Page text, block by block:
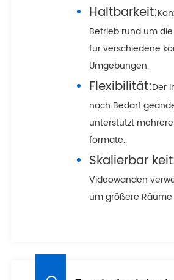
Haltbarkeit:
Betrieb rund um
für verschiedene
Umgebungen.
Flexibilität:Der
nach Bedarf
unterstützt
formate.
Skalierbar
Videowänden
um größere